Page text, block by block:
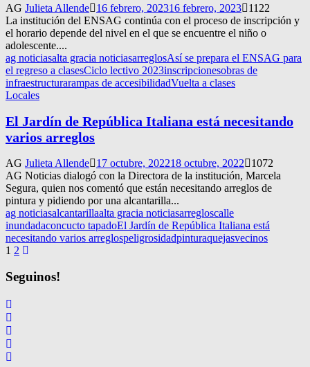
AG Julieta Allende 16 febrero, 202316 febrero, 2023
1122
La institución del ENSAG continúa con el proceso de inscripción y
el horario depende del nivel en el que se encuentre el niño o
adolescente....
ag noticiasalta gracia noticiasarreglosAsí se prepara el ENSAG para
el regreso a clasesCiclo lectivo 2023inscripcionesobras de
infraestructurarampas de accesibilidadVuelta a clases
Locales
El Jardín de República Italiana está necesitando
varios arreglos
AG Julieta Allende 17 octubre, 202218 octubre, 2022
1072
AG Noticias dialogó con la Directora de la institución, Marcela
Segura, quien nos comentó que están necesitando arreglos de
pintura y pidiendo por una alcantarilla...
ag noticiasalcantarillaalta gracia noticiasarregloscalle
inundadaconcucto tapadoEl Jardín de República Italiana está
necesitando varios arreglospeligrosidadpinturaquejasvecinos
Navegación
de
entradas
1 2
Seguinos!